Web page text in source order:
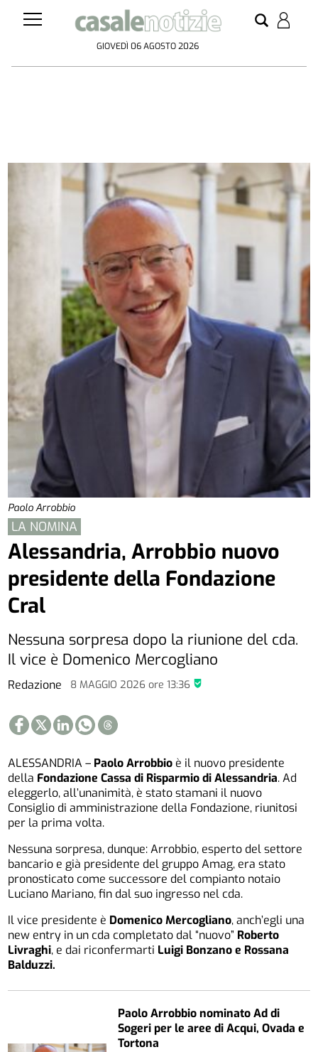
GIOVEDÌ 06 AGOSTO 2026
Paolo Arrobbio
Redazione 8 MAGGIO 2026ore 13:36
LA NOMINA
Alessandria, Arrobbio nuovo
presidente della Fondazione
Cral
Nessuna sorpresa dopo la riunione del cda.
Il vice è Domenico Mercogliano
ALESSANDRIA – Paolo Arrobbio è il nuovo presidente
della Fondazione Cassa di Risparmio di Alessandria. Ad
eleggerlo, all’unanimità, è stato stamani il nuovo
Consiglio di amministrazione della Fondazione, riunitosi
per la prima volta.
Nessuna sorpresa, dunque: Arrobbio, esperto del settore
bancario e già presidente del gruppo Amag, era stato
pronosticato come successore del compianto notaio
Luciano Mariano, fin dal suo ingresso nel cda.
Il vice presidente è Domenico Mercogliano, anch’egli una
new entry in un cda completato dal “nuovo” Roberto
Livraghi, e dai riconfermarti Luigi Bonzano e Rossana
Balduzzi.
Paolo Arrobbio nominato Ad di
Sogeri per le aree di Acqui, Ovada e
Tortona